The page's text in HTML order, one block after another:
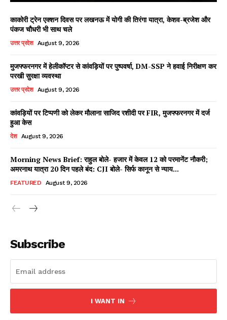
Facebook
X WhatsApp
Read Latest News on AIN
काकोरी ट्रेन एक्शन दिवस पर लखनऊ में योगी की तिरंगा यात्रा, केशव-ब्रजेश और
पंकज चौधरी भी साथ चले
उत्तर प्रदेश August 9, 2026
मुजफ्फरनगर में हेलीकॉप्टर से कांवड़ियों पर पुष्पवर्षा, DM-SSP ने हवाई निरीक्षण कर
परखी सुरक्षा व्यवस्था
उत्तर प्रदेश August 9, 2026
कांवड़ियों पर टिप्पणी को लेकर मौलाना साजिद रशीदी पर FIR, मुजफ्फरनगर में दर्ज
हुआ केस
देश August 9, 2026
Morning News Brief: राहुल बोले- हजार में केवल 12 को परमानेंट नौकरी;
अमरनाथ यात्रा 20 दिन पहले बंद: CJI बोले- सिर्फ कानून से न्याय...
FEATURED August 9, 2026
Subscribe
I WANT IN